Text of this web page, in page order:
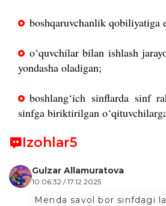
boshqaruvchanlik qobiliyatiga
o‘quvchilar bilan ishlash
yondasha oladigan;
boshlang‘ich sinflarda sinf
sinfga biriktirilgan
Izohlar5
Gulzar Allamuratova
10:06:32 / 17.12.2025
Menda savol bor sinfdagi